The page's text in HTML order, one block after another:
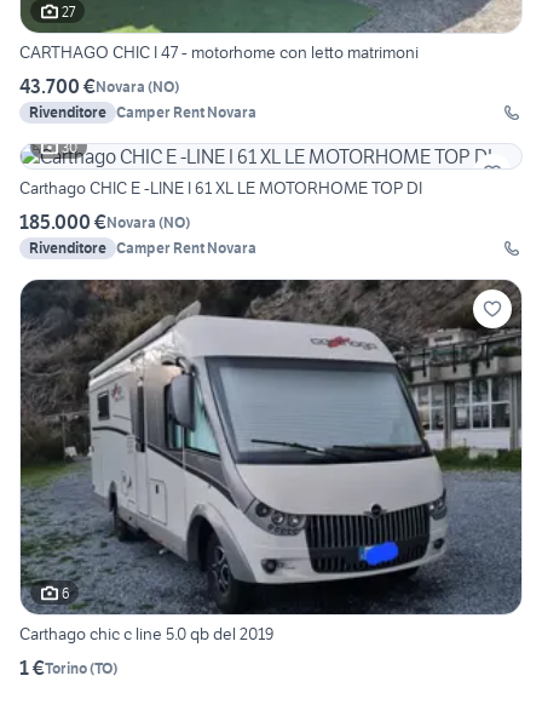
27
CARTHAGO CHIC I 47 - motorhome con letto matrimoni
43.700 €Novara (NO)
Rivenditore Camper Rent Novara
30
Carthago CHIC E -LINE I 61 XL LE MOTORHOME TOP DI
185.000 €Novara (NO)
Rivenditore Camper Rent Novara
6
Carthago chic c line 5.0 qb del 2019
1 €Torino(TO)